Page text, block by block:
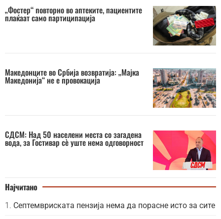
„Фостер“ повторно во аптеките, пациентите
плаќаат само партиципација
Македонците во Србија возвратија: „Мајка
Македонија“ не е провокација
СДСМ: Над 50 населени места со загадена
вода, за Гостивар сè уште нема одговорност
Најчитано
Септемвриската пензија нема да порасне исто за сите